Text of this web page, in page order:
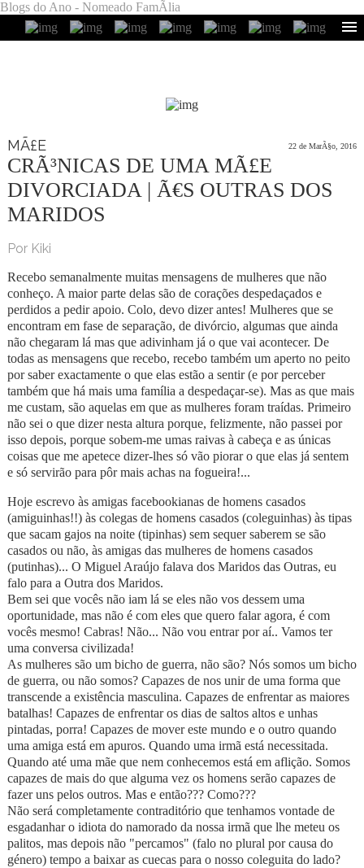
Blogs do Ano - Nomeado FamÃ­lia
MÃ£E 22 de MarÃ§o, 2016
CRÃ³NICAS DE UMA MÃ£E
DIVORCIADA | Ã€S OUTRAS DOS
MARIDOS
Por Kiki
Recebo semanalmente muitas mensagens de mulheres que não
conheço. A maior parte delas são de corações despedaçados e
perdidos a pedir apoio. Colo, devo dizer antes! Mulheres que se
encontram em fase de separação, de divórcio, algumas que ainda
não chegaram lá mas que adivinham já o que vai acontecer. De
todas as mensagens que recebo, recebo também um aperto no peito
por saber exactamente o que elas estão a sentir (e por perceber
também que há mais uma família a despedaçar-se). Mas as que mais
me custam, são aquelas em que as mulheres foram traídas. Primeiro
não sei o que dizer nesta altura porque, felizmente, não passei por
isso depois, porque sobem-me umas raivas à cabeça e as únicas
coisas que me apetece dizer-lhes só vão piorar o que elas já sentem
e só servirão para pôr mais achas na fogueira!...
Hoje escrevo às amigas facebookianas de homens casados
(amiguinhas!!) às colegas de homens casados (coleguinhas) às tipas
que sacam gajos na noite (tipinhas) sem sequer saberem se são
casados ou não, às amigas das mulheres de homens casados
(putinhas)... O Miguel Araújo falava dos Maridos das Outras, eu
falo para a Outra dos Maridos.
Bem sei que vocês não iam lá se eles não vos dessem uma
oportunidade, mas não é com eles que quero falar agora, é com
vocês mesmo! Cabras! Não... Não vou entrar por aí.. Vamos ter
uma conversa civilizada!
As mulheres são um bicho de guerra, não são? Nós somos um bicho
de guerra, ou não somos? Capazes de nos unir de uma forma que
transcende a existência masculina. Capazes de enfrentar as maiores
batalhas! Capazes de enfrentar os dias de saltos altos e unhas
pintadas, porra! Capazes de mover este mundo e o outro quando
uma amiga está em apuros. Quando uma irmã está necessitada.
Quando até uma mãe que nem conhecemos está em aflição. Somos
capazes de mais do que alguma vez os homens serão capazes de
fazer uns pelos outros. Mas e então??? Como???
Não será completamente contraditório que tenhamos vontade de
esgadanhar o idiota do namorado da nossa irmã que lhe meteu os
palitos, mas depois não "percamos" (falo no plural por causa do
género) tempo a baixar as cuecas para o nosso coleguita do lado?